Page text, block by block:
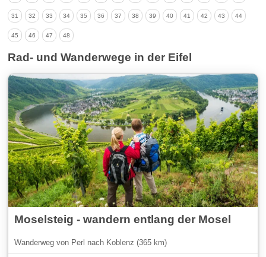
31 32 33 34 35 36 37 38 39 40 41 42 43 44
45 46 47 48
Rad- und Wanderwege in der Eifel
Moselsteig - wandern entlang der Mosel
Wanderweg von Perl nach Koblenz (365 km)